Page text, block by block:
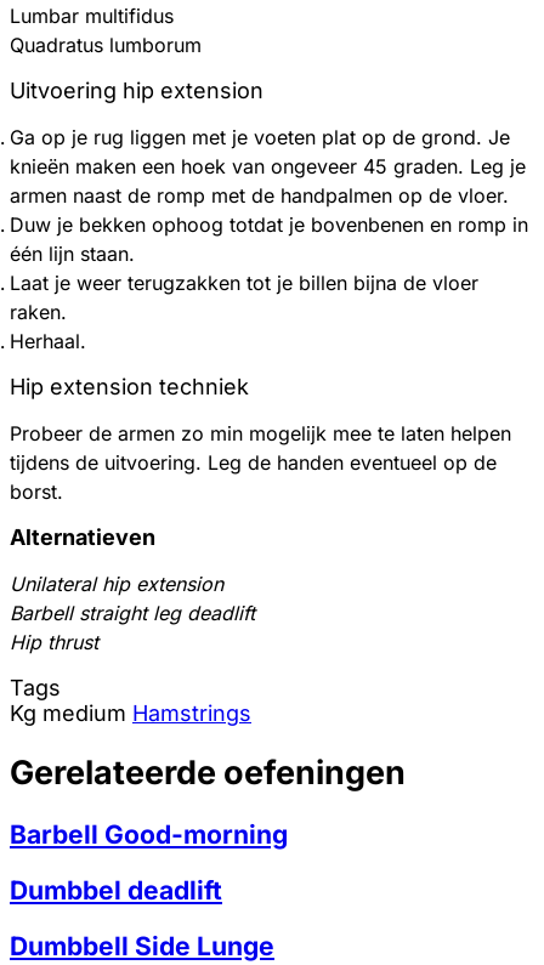
Lumbar multifidus
Quadratus lumborum
Uitvoering hip extension
Ga op je rug liggen met je voeten plat op de grond. Je
knieën maken een hoek van ongeveer 45 graden. Leg je
armen naast de romp met de handpalmen op de vloer.
Duw je bekken ophoog totdat je bovenbenen en romp in
één lijn staan.
Laat je weer terugzakken tot je billen bijna de vloer
raken.
Herhaal.
Hip extension techniek
Probeer de armen zo min mogelijk mee te laten helpen
tijdens de uitvoering. Leg de handen eventueel op de
borst.
Alternatieven
Unilateral hip extension
Barbell straight leg deadlift
Hip thrust
Tags
Kg medium Hamstrings
Gerelateerde oefeningen
Barbell Good-morning
Dumbbel deadlift
Dumbbell Side Lunge